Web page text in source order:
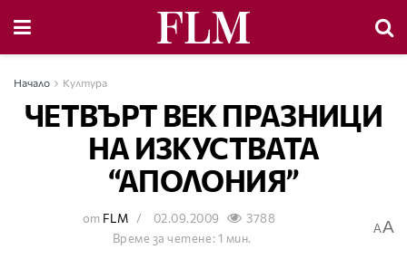
Начало Култура
ЧЕТВЪРТ ВЕК ПРАЗНИЦИ
НА ИЗКУСТВАТА
“АПОЛОНИЯ”
от FLM 02.09.2009
3788
Време за четене: 1 мин.
AA